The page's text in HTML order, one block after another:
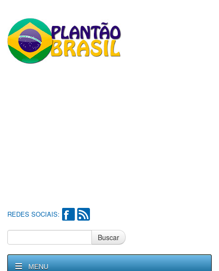
REDES SOCIAIS:
Buscar
MENU